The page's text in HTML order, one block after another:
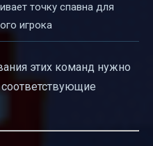
точку спавна для
игрока
этих команд нужно